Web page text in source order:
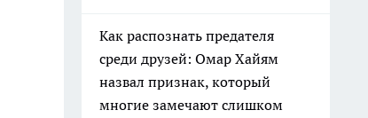
Как распознать предателя
среди друзей: Омар Хайям
назвал признак, который
многие замечают слишком